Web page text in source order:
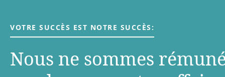
VOTRE SUCCÈS EST NOTRE SUCCÈS:
Nous ne sommes